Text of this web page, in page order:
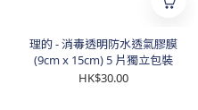
理的 - 消毒透明防水透氣膠膜
(9cm x 15cm) 5 片獨立包裝
HK$30.00